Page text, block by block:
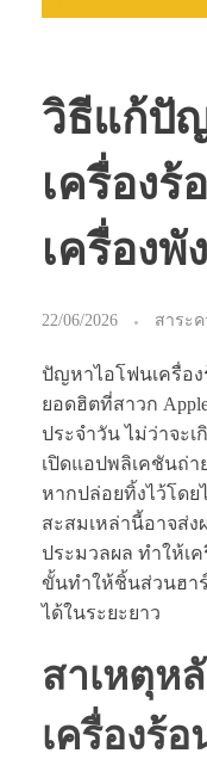
วิธีแก้ปั
เครื่องร้
เครื่องพัง
22/06/2026 สาระ
ปัญหาไอโฟนเครื่อง
ยอดฮิตที่สาวก
ประจำวัน ไม่ว่าจะ
เปิดแอปพลิเคชันถ่า
หากปล่อยทิ้งไว้โด
สะสมเหล่านี้อาจส่
ประมวลผล ทำให้เ
ขั้นทำให้ชิ้นส่วนฮาร์
ได้ในระยะยาว
สาเหตุห
เครื่องร้อ